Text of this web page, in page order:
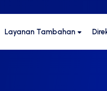
Layanan Tambahan